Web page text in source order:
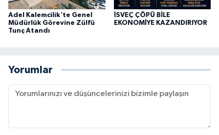
Adel Kalemcilik'te Genel
Müdürlük Görevine Zülfü
Tunç Atandı
İSVEÇ ÇÖPÜ BİLE
EKONOMİYE KAZANDIRIYOR
Yorumlar